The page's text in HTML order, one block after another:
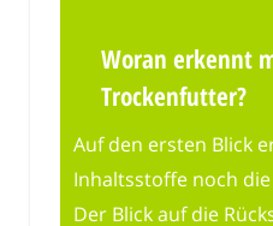
Woran erkennt
Trockenfutter?
Auf den ersten Blick
Inhaltsstoffe noch
Der Blick auf die